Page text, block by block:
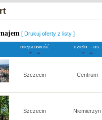
[ Drukuj oferty z listy ]
miejscowość dzieln. - os.
Szczecin Centrum
Szczecin Niemierzyn